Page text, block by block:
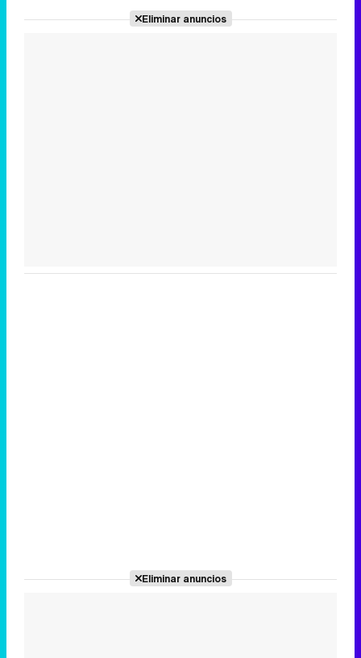
Tráiler en catalán de 'Ravalear', la nueva serie de HBO Max sobre los fondos buitre
Eliminar anuncios
Eliminar anuncios